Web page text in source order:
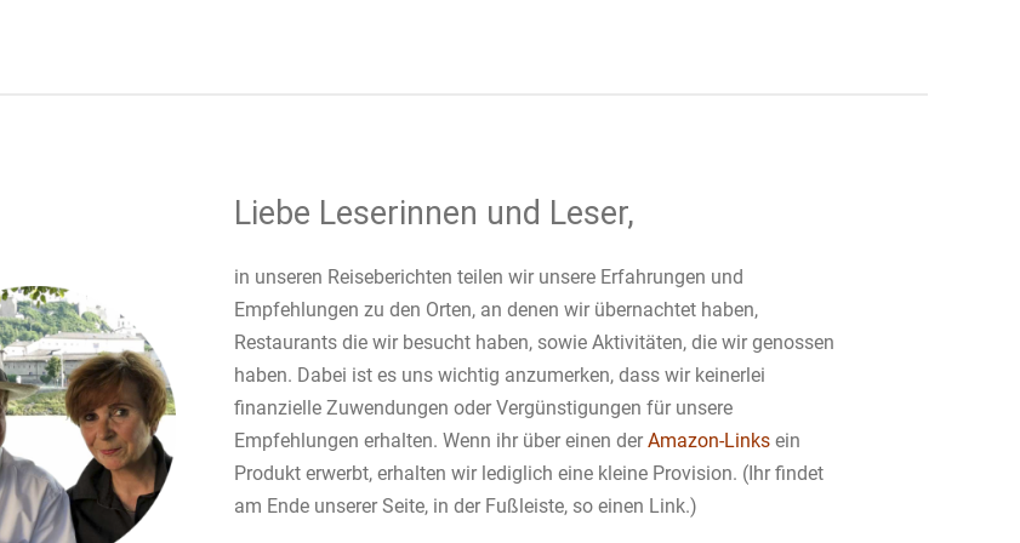
Liebe Leserinnen und Leser,
in unseren Reiseberichten teilen wir unsere Erfahrungen und
Empfehlungen zu den Orten, an denen wir übernachtet haben,
Restaurants die wir besucht haben, sowie Aktivitäten, die wir genossen
haben. Dabei ist es uns wichtig anzumerken, dass wir keinerlei
finanzielle Zuwendungen oder Vergünstigungen für unsere
Empfehlungen erhalten. Wenn ihr über einen der Amazon-Links ein
Produkt erwerbt, erhalten wir lediglich eine kleine Provision. (Ihr findet
am Ende unserer Seite, in der Fußleiste, so einen Link.)